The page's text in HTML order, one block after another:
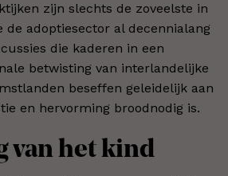
zijn slechts de zoveelste in
de adoptiesector al decennialang
die kaderen in een
betwisting van interlandelijke
beseffen geleidelijk aan
en hervorming broodnodig is.
van het kind